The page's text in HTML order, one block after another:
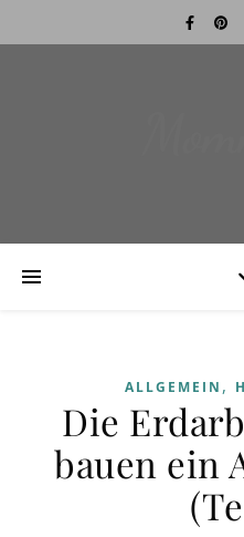
ALLGEMEIN ,
Die
bauen ein